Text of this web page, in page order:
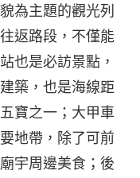
為主題的觀光列
返路段，不僅能
也是必訪景點，
築，也是海線距
寶之一；大甲車
地帶，除了可前
宇周邊美食；後